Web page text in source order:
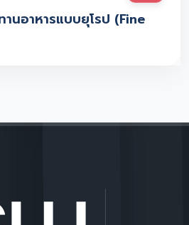
านอาหารแบบยุโรป (Fine